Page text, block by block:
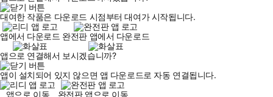
대여한 작품은 다운로드 시점부터 대여가 시작됩니다.
앱에서 다운로드 완전판 앱에서 다운로드
앱으로 연결해서 보시겠습니까?
앱이 설치되어 있지 않으면 앱 다운로드로 자동 연결됩니다.
앱으로 이동
완전판 앱으로 이동